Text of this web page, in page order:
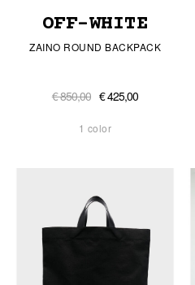
OFF-WHITE
ZAINO ROUND BACKPACK
€ 850,00 € 425,00
1 color